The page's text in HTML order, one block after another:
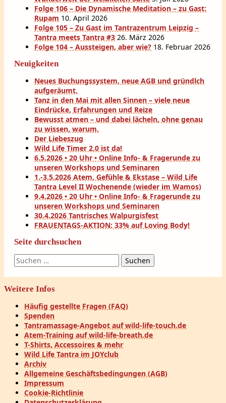
Folge 106 – Die Dynamische Meditation – zu Gast:
Rupam 10. April 2026
Folge 105 – Zu Gast im Tantrazentrum Leipzig –
Tantra meets Tantra #3 26. März 2026
Folge 104 – Aussteigen, aber wie? 18. Februar 2026
Neuigkeiten
Neues Buchungssystem, neue AGB und gründlch
aufgeräumt.
Tanz in den Mai mit allen Sinnen – viele neue
Eindrücke, Erfahrungen und Reize
Bewusst atmen – und dabei lächeln, ohne genau
zu wissen, warum.
Der Liebeszug
Wild Life Timer 2.0 ist da!
6.5.2026 • 20 Uhr • Online Info- & Fragerunde zu
unseren Workshops und Seminaren
1.-3.5.2026 Atem, Gefühle & Ekstase – Wild Life
Tantra Level II Wochenende (wieder im Wamos)
9.4.2026 • 20 Uhr • Online Info- & Fragerunde zu
unseren Workshops und Seminaren
30.4.2026 Tantrisches Walpurgisfest
FRAUENTAGS-AKTION: 33% auf Loving Body!
Seite durchsuchen
Suchen
nach:
Weitere Infos
Häufig gestellte Fragen (FAQ)
Spenden
Tantramassage-Angebot auf wild-life-touch.de
Atem-Training auf wild-life-breath.de
T-Shirts, Accessoires & mehr
Wild Life Tantra im JOYclub
Archiv
Allgemeine Geschäftsbedingungen (AGB)
Impressum
Cookie-Richtlinie